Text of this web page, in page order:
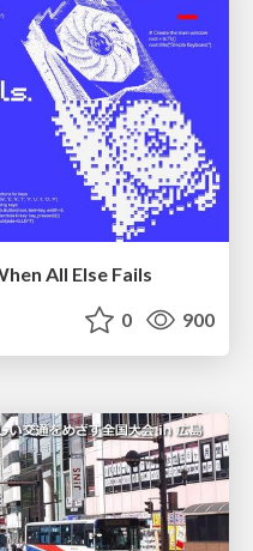
All Else Fails
0 900